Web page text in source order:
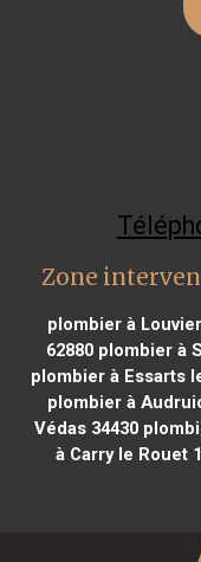
Zone
plombier à
62880 plombier à
plombier à Essarts
plombier à
Védas 34430
à Carry le Rouet